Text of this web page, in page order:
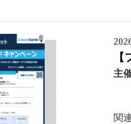
主
関